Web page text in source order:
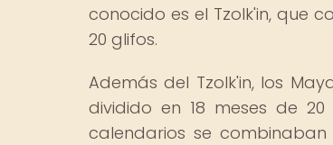
conocido es el Tzolk'in, que
20 glifos.
Además del Tzolk'in, los
dividido en 18 meses de
calendarios se